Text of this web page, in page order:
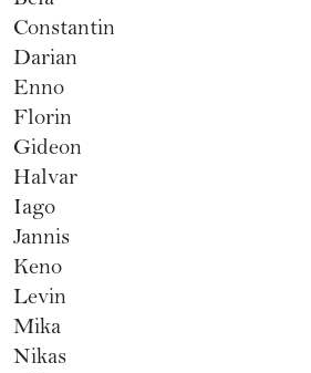
Constantin
Darian
Enno
Florin
Gideon
Halvar
Iago
Jannis
Keno
Levin
Mika
Nikas